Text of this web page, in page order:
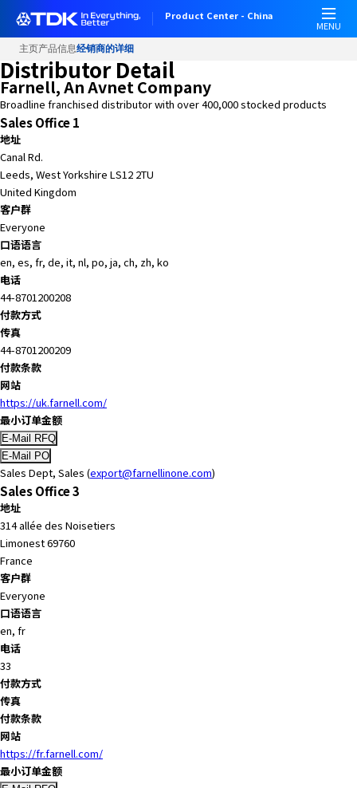
l
c
o
m
e
t
o
A
l
l
n
O
n
e
A
c
c
e
s
s
i
b
i
l
i
t
y
s
c
r
e
e
n
r
e
a
d
e
r
.
T
o
Product Center - China
MENU
主页产品信息经销商的详细
Distributor Detail
Farnell, An Avnet Company
Broadline franchised distributor with over 400,000 stocked products
Sales Office 1
地址
Canal Rd.
Leeds, West Yorkshire LS12 2TU
United Kingdom
客户群
Everyone
口语语言
en, es, fr, de, it, nl, po, ja, ch, zh, ko
电话
44-8701200208
付款方式
传真
44-8701200209
付款条款
网站
https://uk.farnell.com/
最小订单金额
Sales Dept, Sales (export@farnellinone.com)
Sales Office 3
地址
314 allée des Noisetiers
Limonest 69760
France
客户群
Everyone
口语语言
en, fr
电话
33
付款方式
传真
付款条款
网站
https://fr.farnell.com/
最小订单金额